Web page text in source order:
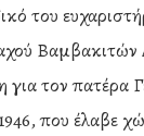
του
Βαμβακιτών
για τον
που έλαβε